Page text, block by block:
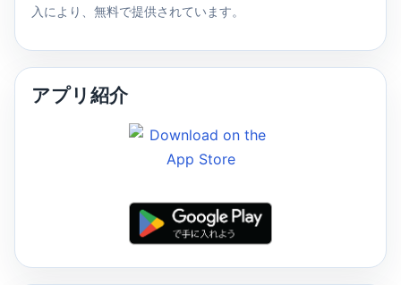
入により、無料で提供されています。
アプリ紹介